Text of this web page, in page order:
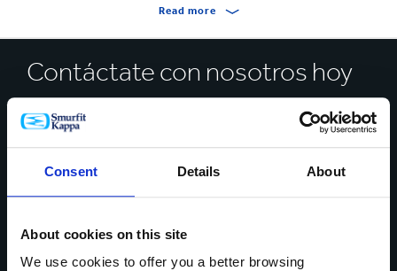
Consent Details About
About cookies on this site
We use cookies to offer you a better browsing
norma CEPI EN643.
Read more
Contáctate con nosotros hoy
* Campos obligatorios
PAÍS*